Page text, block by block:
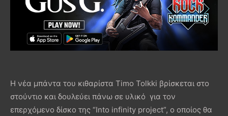
Η νέα μπάντα του κιθαρίστα Timo Tolkki βρίσκεται στο
στούντιο και δουλεύει πάνω σε υλικό για τον
επερχόμενο δίσκο της “Into infinity project”, ο οποίος θα